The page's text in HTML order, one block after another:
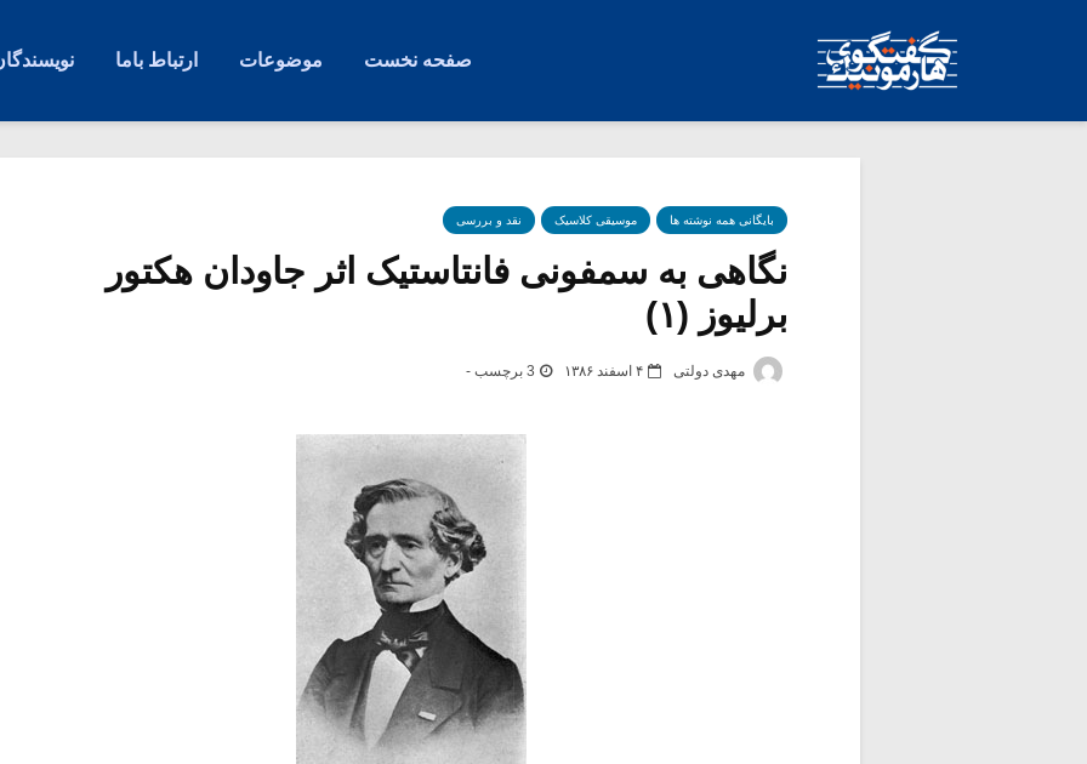
صفحه نخست موضوعات ارتباط باما
بایگانی همه نوشته ها موسیقی کلاسیک نقد و بررسی
نگاهی به سمفونی فانتاستیک اثر جاودان هکتور
برلیوز (۱)
مهدی دولتی ۴ اسفند ۱۳۸۶ 3 برچسب -